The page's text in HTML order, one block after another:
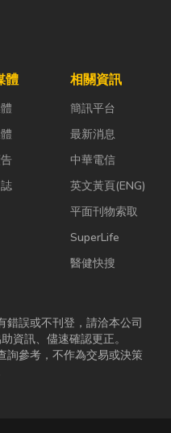
體 相關資訊
簡訊平台
最新消息
中華電信
英文黃頁(ENG)
平面刊物索取
SuperLife
醫健快搜
錯誤或不刊登，請洽本公司
資訊、儘速確認更正。
詢參考，不作為交易或決策